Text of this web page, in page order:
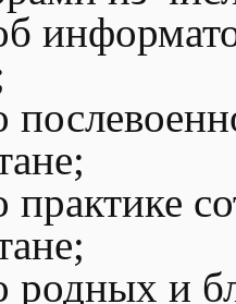
практике
родных и